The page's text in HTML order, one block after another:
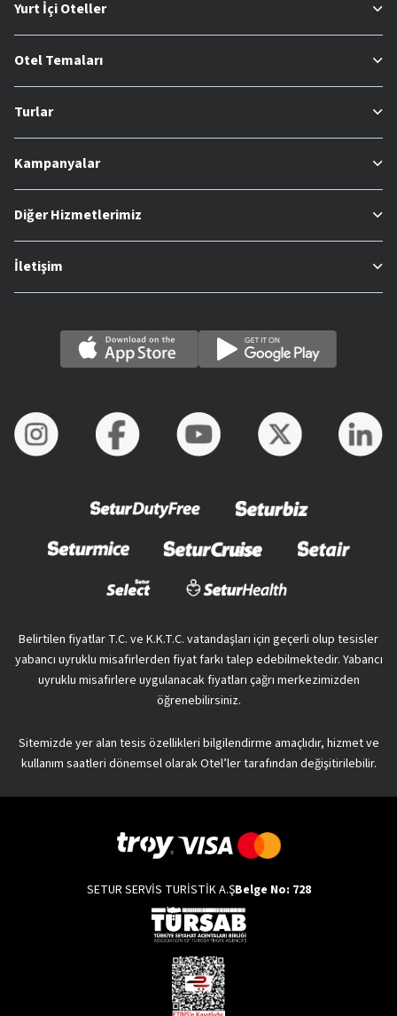
Yurt İçi Oteller
Otel Temaları
Turlar
Kampanyalar
Diğer Hizmetlerimiz
İletişim
Belirtilen fiyatlar T.C. ve K.K.T.C. vatandaşları için geçerli olup tesisler
yabancı uyruklu misafirlerden fiyat farkı talep edebilmektedir. Yabancı
uyruklu misafirlere uygulanacak fiyatları çağrı merkezimizden
öğrenebilirsiniz.
Sitemizde yer alan tesis özellikleri bilgilendirme amaçlıdır, hizmet ve
kullanım saatleri dönemsel olarak Otel’ler tarafından değişitirilebilir.
SETUR SERVİS TURİSTİK A.ŞBelge No: 728